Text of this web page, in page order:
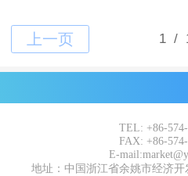
TEL: +86-
FAX: +86-
E-
地址：中国浙江省余姚市经济开